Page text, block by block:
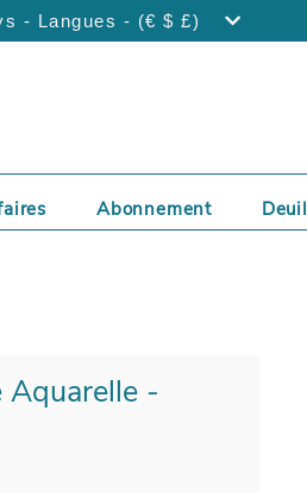
- Langues - (€ $ £)
Abonnement Deuil
Aquarelle -